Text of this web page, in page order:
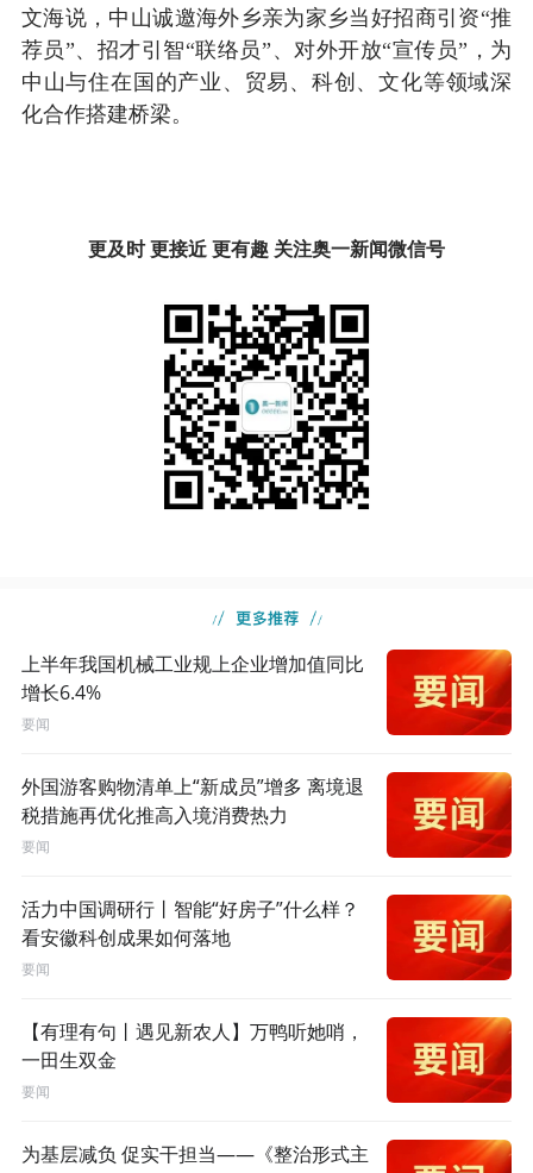
文海说，中山诚邀海外乡亲为家乡当好招商引资“推
荐员”、招才引智“联络员”、对外开放“宣传员”，为
中山与住在国的产业、贸易、科创、文化等领域深
化合作搭建桥梁。
更及时 更接近 更有趣 关注奥一新闻微信号
上半年我国机械工业规上企业增加值同比
增长6.4%
要闻
外国游客购物清单上“新成员”增多 离境退
税措施再优化推高入境消费热力
要闻
活力中国调研行丨智能“好房子”什么样？
看安徽科创成果如何落地
要闻
【有理有句丨遇见新农人】万鸭听她哨，
一田生双金
要闻
为基层减负 促实干担当——《整治形式主